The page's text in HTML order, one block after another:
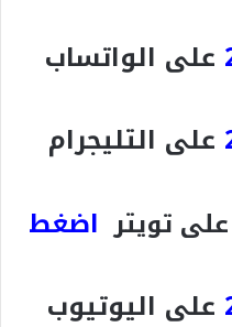
على الواتساب
على التليجرام
على تويتر اضغط
على اليوتيوب